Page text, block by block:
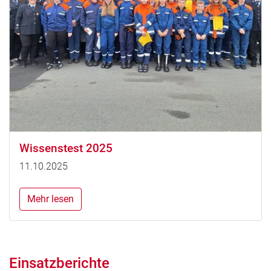
Wissenstest 2025
11.10.2025
Mehr lesen
Einsatzberichte